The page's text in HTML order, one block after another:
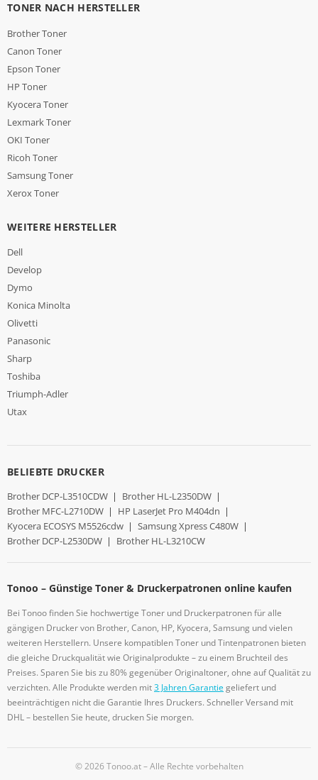
TONER NACH HERSTELLER
Brother Toner
Canon Toner
Epson Toner
HP Toner
Kyocera Toner
Lexmark Toner
OKI Toner
Ricoh Toner
Samsung Toner
Xerox Toner
WEITERE HERSTELLER
Dell
Develop
Dymo
Konica Minolta
Olivetti
Panasonic
Sharp
Toshiba
Triumph-Adler
Utax
BELIEBTE DRUCKER
Brother DCP-L3510CDW | Brother HL-L2350DW |
Brother MFC-L2710DW | HP LaserJet Pro M404dn |
Kyocera ECOSYS M5526cdw | Samsung Xpress C480W |
Brother DCP-L2530DW | Brother HL-L3210CW
Tonoo – Günstige Toner & Druckerpatronen online kaufen
Bei Tonoo finden Sie hochwertige Toner und Druckerpatronen für alle
gängigen Drucker von Brother, Canon, HP, Kyocera, Samsung und vielen
weiteren Herstellern. Unsere kompatiblen Toner und Tintenpatronen bieten
die gleiche Druckqualität wie Originalprodukte – zu einem Bruchteil des
Preises. Sparen Sie bis zu 80% gegenüber Originaltoner, ohne auf Qualität zu
verzichten. Alle Produkte werden mit3 Jahren Garantiegeliefert und
beeinträchtigen nicht die Garantie Ihres Druckers. Schneller Versand mit
DHL – bestellen Sie heute, drucken Sie morgen.
© 2026 Tonoo.at – Alle Rechte vorbehalten